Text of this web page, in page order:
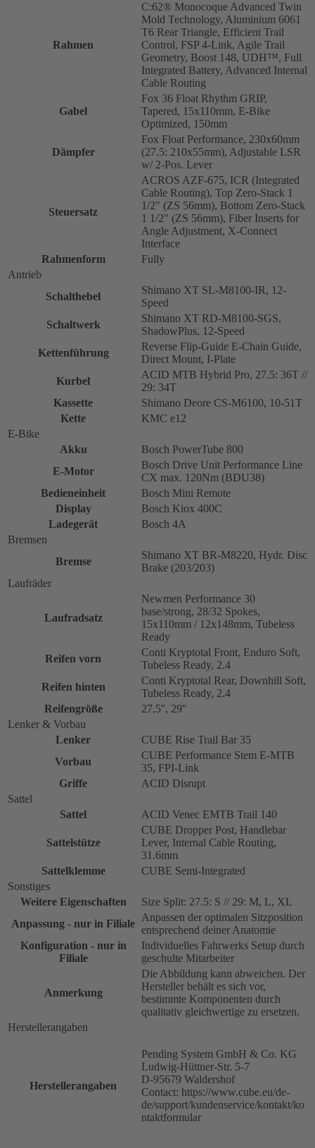
Rahmen
C:62® Monocoque Advanced Twin
Mold Technology, Aluminium 6061
T6 Rear Triangle, Efficient Trail
Control, FSP 4-Link, Agile Trail
Geometry, Boost 148, UDH™, Full
Integrated Battery, Advanced Internal
Cable Routing
Gabel
Fox 36 Float Rhythm GRIP,
Tapered, 15x110mm, E-Bike
Optimized, 150mm
Dämpfer
Fox Float Performance, 230x60mm
(27.5: 210x55mm), Adjustable LSR
w/ 2-Pos. Lever
Steuersatz
ACROS AZF-675, ICR (Integrated
Cable Routing), Top Zero-Stack 1
1/2" (ZS 56mm), Bottom Zero-Stack
1 1/2" (ZS 56mm), Fiber Inserts for
Angle Adjustment, X-Connect
Interface
Rahmenform
Fully
Antrieb
Schalthebel
Shimano XT SL-M8100-IR, 12-
Speed
Schaltwerk
Shimano XT RD-M8100-SGS,
ShadowPlus, 12-Speed
Kettenführung
Reverse Flip-Guide E-Chain Guide,
Direct Mount, I-Plate
Kurbel
ACID MTB Hybrid Pro, 27.5: 36T //
29: 34T
Kassette
Shimano Deore CS-M6100, 10-51T
Kette
KMC e12
E-Bike
Akku
Bosch PowerTube 800
E-Motor
Bosch Drive Unit Performance Line
CX max. 120Nm (BDU38)
Bedieneinheit
Bosch Mini Remote
Display
Bosch Kiox 400C
Ladegerät
Bosch 4A
Bremsen
Bremse
Shimano XT BR-M8220, Hydr. Disc
Brake (203/203)
Laufräder
Laufradsatz
Newmen Performance 30
base/strong, 28/32 Spokes,
15x110mm / 12x148mm, Tubeless
Ready
Reifen vorn
Conti Kryptotal Front, Enduro Soft,
Tubeless Ready, 2.4
Reifen hinten
Conti Kryptotal Rear, Downhill Soft,
Tubeless Ready, 2.4
Reifengröße
27,5'', 29''
Lenker & Vorbau
Lenker
CUBE Rise Trail Bar 35
Vorbau
CUBE Performance Stem E-MTB
35, FPI-Link
Griffe
ACID Disrupt
Sattel
Sattel
ACID Venec EMTB Trail 140
Sattelstütze
CUBE Dropper Post, Handlebar
Lever, Internal Cable Routing,
31.6mm
Sattelklemme
CUBE Semi-Integrated
Sonstiges
Weitere Eigenschaften
Size Split: 27.5: S // 29: M, L, XL
Anpassung - nur in Filiale
Anpassen der optimalen Sitzposition
entsprechend deiner Anatomie
Konfiguration - nur in
Filiale
Individuelles Fahrwerks Setup durch
geschulte Mitarbeiter
Anmerkung
Die Abbildung kann abweichen. Der
Hersteller behält es sich vor,
bestimmte Komponenten durch
qualitativ gleichwertige zu ersetzen.
Herstellerangaben
Herstellerangaben
Pending System GmbH & Co. KG
Ludwig-Hüttner-Str. 5-7
D-95679 Waldershof
Contact: https://www.cube.eu/de-
de/support/kundenservice/kontakt/ko
ntaktformular